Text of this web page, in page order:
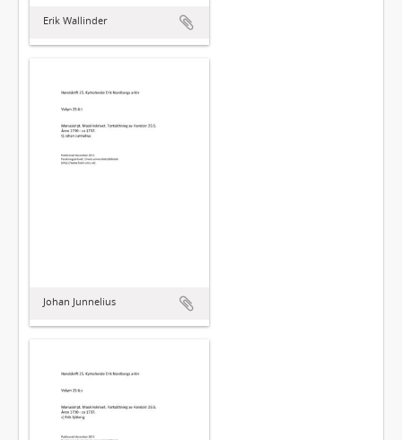
Erik Wallinder
Johan Junnelius